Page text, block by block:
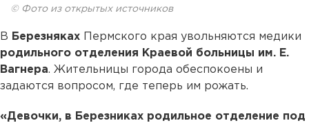
© Фото из открытых источников
В Березняках Пермского края увольняются медики
родильного отделения Краевой больницы им. Е.
Вагнера. Жительницы города обеспокоены и
задаются вопросом, где теперь им рожать.
«Девочки, в Березниках родильное отделение под